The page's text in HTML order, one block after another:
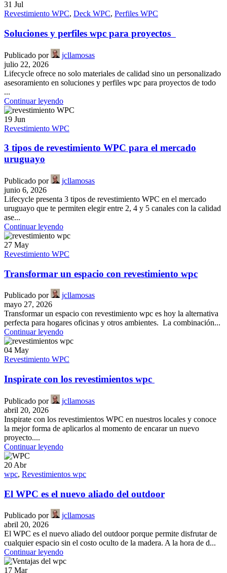
31 Jul
Revestimiento WPC, Deck WPC, Perfiles WPC
Soluciones y perfiles wpc para proyectos
Publicado por
jcllamosas
julio 22, 2026
Lifecycle ofrece no solo materiales de calidad sino un personalizado
asesoramiento en soluciones y perfiles wpc para proyectos de todo
...
Continuar leyendo
19 Jun
Revestimiento WPC
3 tipos de revestimiento WPC para el mercado
uruguayo
Publicado por
jcllamosas
junio 6, 2026
Lifecycle presenta 3 tipos de revestimiento WPC en el mercado
uruguayo que te permiten elegir entre 2, 4 y 5 canales con la calidad
ase...
Continuar leyendo
27 May
Revestimiento WPC
Transformar un espacio con revestimiento wpc
Publicado por
jcllamosas
mayo 27, 2026
Transformar un espacio con revestimiento wpc es hoy la alternativa
perfecta para hogares oficinas y otros ambientes. La combinación...
Continuar leyendo
04 May
Revestimiento WPC
Inspirate con los revestimientos wpc
Publicado por
jcllamosas
abril 20, 2026
Inspirate con los revestimientos WPC en nuestros locales y conoce
la mejor forma de aplicarlos al momento de encarar un nuevo
proyecto....
Continuar leyendo
20 Abr
wpc, Revestimientos wpc
El WPC es el nuevo aliado del outdoor
Publicado por
jcllamosas
abril 20, 2026
El WPC es el nuevo aliado del outdoor porque permite disfrutar de
cualquier espacio sin el costo oculto de la madera. A la hora de d...
Continuar leyendo
17 Mar